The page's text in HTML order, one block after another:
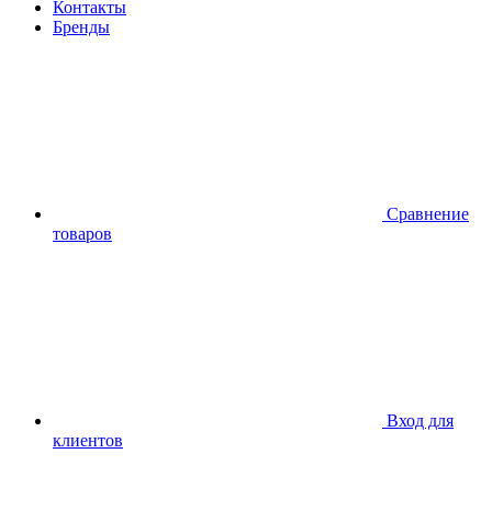
Контакты
Бренды
Сравнение
товаров
Вход для
клиентов